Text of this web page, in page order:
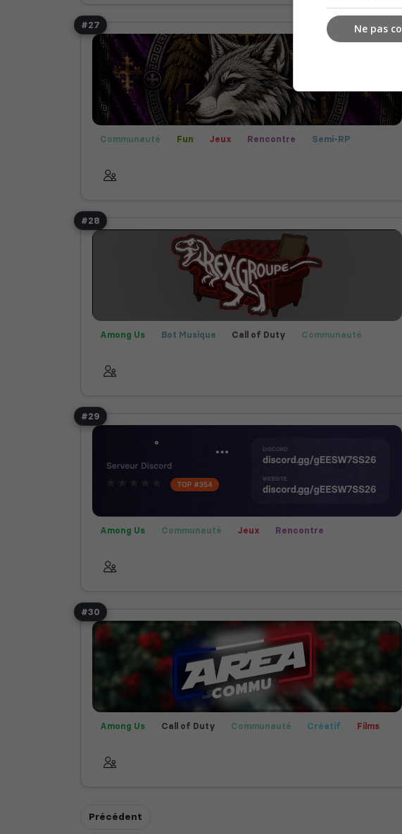
#27
Communauté Fun Jeux Rencontre
Semi-RP
Among Us
#28
Among Us Bot Musique Call of Duty
Communauté
#29
Among Us Communauté Jeux
Rencontre
#30
Among Us Call of Duty Communauté Créatif
Films
Précédent
Ne pas